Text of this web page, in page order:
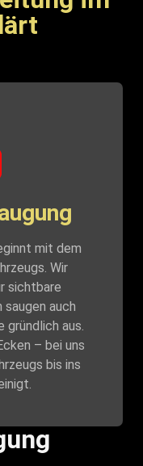
mit dem
Wir
sichtbare
saugen auch
gründlich aus.
– bei uns
bis ins